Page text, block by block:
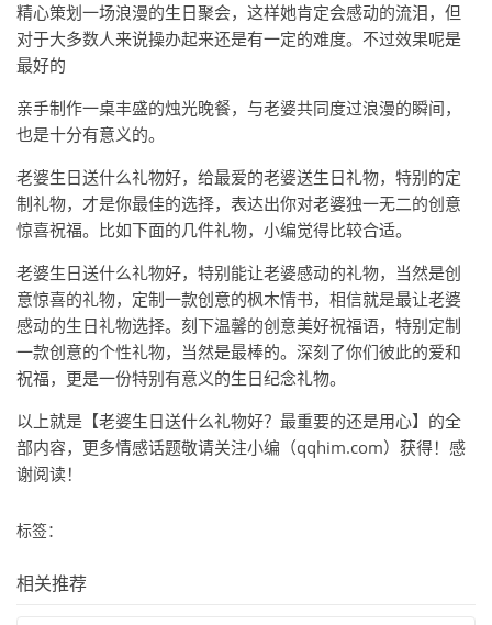
精心策划一场浪漫的生日聚会，这样她肯定会感动的流泪，但
对于大多数人来说操办起来还是有一定的难度。不过效果呢是
最好的
亲手制作一桌丰盛的烛光晚餐，与老婆共同度过浪漫的瞬间，
也是十分有意义的。
老婆生日送什么礼物好，给最爱的老婆送生日礼物，特别的定
制礼物，才是你最佳的选择，表达出你对老婆独一无二的创意
惊喜祝福。比如下面的几件礼物，小编觉得比较合适。
老婆生日送什么礼物好，特别能让老婆感动的礼物，当然是创
意惊喜的礼物，定制一款创意的枫木情书，相信就是最让老婆
感动的生日礼物选择。刻下温馨的创意美好祝福语，特别定制
一款创意的个性礼物，当然是最棒的。深刻了你们彼此的爱和
祝福，更是一份特别有意义的生日纪念礼物。
以上就是【老婆生日送什么礼物好？最重要的还是用心】的全
部内容，更多情感话题敬请关注小编（qqhim.com）获得！感
谢阅读！
标签：
相关推荐